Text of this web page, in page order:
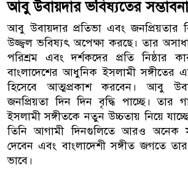
আবু উবায়দার ভবিষ্যতের
আবু উবায়দার প্রতিভা এবং জনপ্রিয়তার
উজ্জ্বল ভবিষ্যৎ অপেক্ষা করছে। তার
পরিশ্রম এবং দর্শকদের প্রতি নিষ্ঠার
বাংলাদেশের আধুনিক ইসলামী সঙ্গীতের
হিসেবে আত্মপ্রকাশ করবেন। আবু
জনপ্রিয়তা দিন দিন বৃদ্ধি পাচ্ছে। তার
ইসলামী সঙ্গীতকে নতুন উচ্চতায় নিয়ে
তিনি আগামী দিনগুলিতে আরও অনেক
দেবেন এবং বাংলাদেশী সঙ্গীত জগতে
ভাবে।